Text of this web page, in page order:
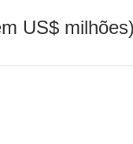
US$